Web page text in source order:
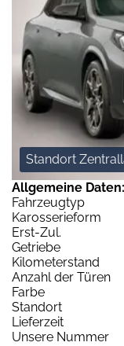
Standort
Allgemeine Daten:
Fahrzeugtyp
Karosserieform
Erst-Zul.
Getriebe
Kilometerstand
Anzahl der Türen
Farbe
Standort
Lieferzeit
Unsere Nummer